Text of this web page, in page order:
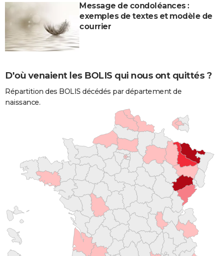
Message de condoléances :
exemples de textes et modèle de
courrier
D'où venaient les BOLIS qui nous ont quittés ?
Répartition des BOLIS décédés par département de
naissance.